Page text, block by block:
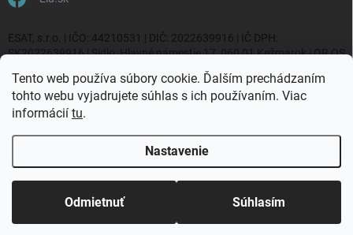
Tento web používa súbory cookie. Ďalším prechádzaním
tohto webu vyjadrujete súhlas s ich používaním. Viac
informácií tu.
Nastavenie
Odmietnuť Súhlasím
ESAT, s.r.o. | IČO: 44210531 | DIČ: 2022639916 | IČ DPH:
SK2022639916 | Sídlo: Hlavné námestie 17, 060 01 Kežmarok | OR OS
Vytvoril Shoptet Premium
Copyright 2026ELU.sk. Všetky práva vyhradené.Upraviť nastavenie